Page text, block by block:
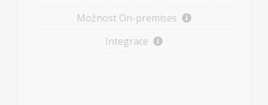
Možnost On-premises
Integrace